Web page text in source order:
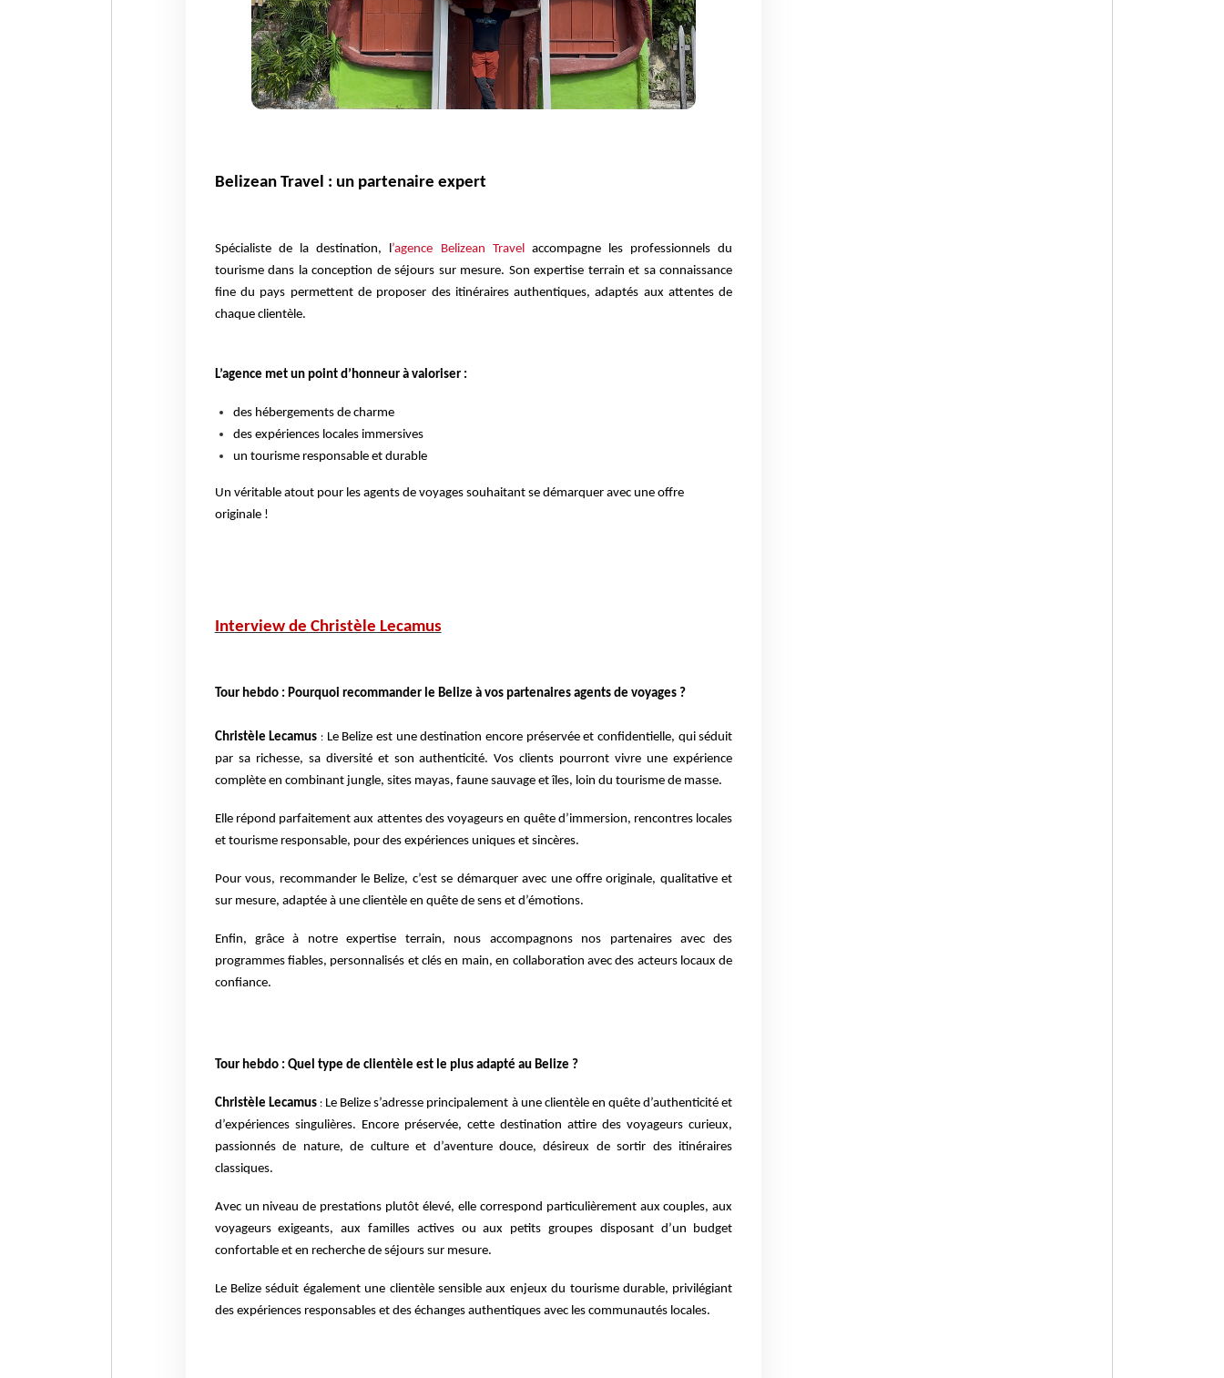
Belizean Travel : un partenaire expert
Spécialiste de la destination, l’agence Belizean Travel accompagne les professionnels du
tourisme dans la conception de séjours sur mesure. Son expertise terrain et sa connaissance
fine du pays permettent de proposer des itinéraires authentiques, adaptés aux attentes de
chaque clientèle.
L’agence met un point d’honneur à valoriser :
des hébergements de charme
des expériences locales immersives
un tourisme responsable et durable
Un véritable atout pour les agents de voyages souhaitant se démarquer avec une offre
originale !
Interview de Christèle Lecamus
Tour hebdo : Pourquoi recommander le Belize à vos partenaires agents de voyages ?
Christèle Lecamus : Le Belize est une destination encore préservée et confidentielle, qui séduit
par sa richesse, sa diversité et son authenticité. Vos clients pourront vivre une expérience
complète en combinant jungle, sites mayas, faune sauvage et îles, loin du tourisme de masse.
Elle répond parfaitement aux attentes des voyageurs en quête d’immersion, rencontres locales
et tourisme responsable, pour des expériences uniques et sincères.
Pour vous, recommander le Belize, c’est se démarquer avec une offre originale, qualitative et
sur mesure, adaptée à une clientèle en quête de sens et d’émotions.
Enfin, grâce à notre expertise terrain, nous accompagnons nos partenaires avec des
programmes fiables, personnalisés et clés en main, en collaboration avec des acteurs locaux de
confiance.
Tour hebdo : Quel type de clientèle est le plus adapté au Belize ?
Christèle Lecamus:Le Belize s’adresse principalement à une clientèle en quête d’authenticité et
d’expériences singulières. Encore préservée, cette destination attire des voyageurs curieux,
passionnés de nature, de culture et d’aventure douce, désireux de sortir des itinéraires
classiques.
Avec un niveau de prestations plutôt élevé, elle correspond particulièrement aux couples, aux
voyageurs exigeants, aux familles actives ou aux petits groupes disposant d’un budget
confortable et en recherche de séjours sur mesure.
Le Belize séduit également une clientèle sensible aux enjeux du tourisme durable, privilégiant
des expériences responsables et des échanges authentiques avec les communautés locales.